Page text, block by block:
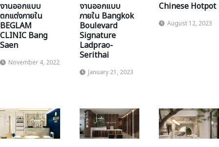
งานออกแบบ
ตกแต่งภายใน
BEGLAM
CLINIC Bang
Saen
November 4, 2022
งานออกแบบ
ภายใน Bangkok
Boulevard
Signature
Ladprao-
Serithai
January 21, 2023
Chinese Hotpot
August 12, 2023